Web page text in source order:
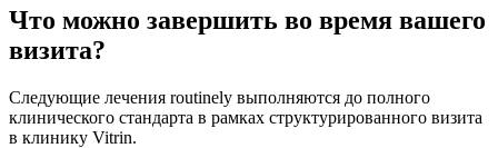
Что можно завершить во время вашего
визита?
Следующие лечения routinely выполняются до полного
клинического стандарта в рамках структурированного визита
в клинику Vitrin.